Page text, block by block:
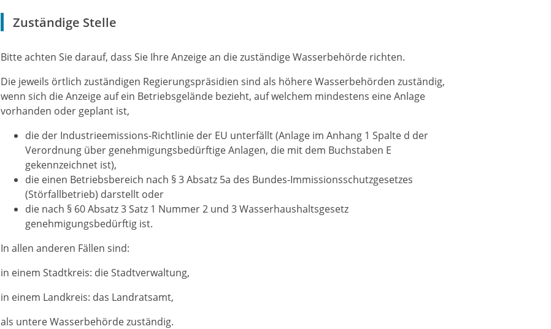
Zuständige Stelle
Bitte achten Sie darauf, dass Sie Ihre Anzeige an die zuständige Wasserbehörde richten.
Die jeweils örtlich zuständigen Regierungspräsidien sind als höhere Wasserbehörden zuständig,
wenn sich die Anzeige auf ein Betriebsgelände bezieht, auf welchem mindestens eine Anlage
vorhanden oder geplant ist,
die der Industrieemissions-Richtlinie der EU unterfällt (Anlage im Anhang 1 Spalte d der
Verordnung über genehmigungsbedürftige Anlagen, die mit dem Buchstaben E
gekennzeichnet ist),
die einen Betriebsbereich nach § 3 Absatz 5a des Bundes-Immissionsschutzgesetzes
(Störfallbetrieb) darstellt oder
die nach § 60 Absatz 3 Satz 1 Nummer 2 und 3 Wasserhaushaltsgesetz
genehmigungsbedürftig ist.
In allen anderen Fällen sind:
in einem Stadtkreis: dieStadtverwaltung,
in einem Landkreis: das Landratsamt,
als untere Wasserbehörde zuständig.